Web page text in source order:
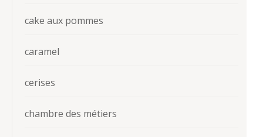
cake aux pommes
caramel
cerises
chambre des métiers